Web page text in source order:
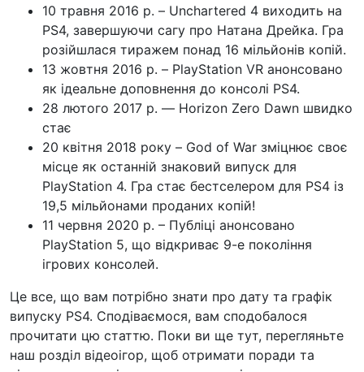
10 травня 2016 р. – Unchartered 4 виходить на
PS4, завершуючи сагу про Натана Дрейка. Гра
розійшлася тиражем понад 16 мільйонів копій.
13 жовтня 2016 р. – PlayStation VR анонсовано
як ідеальне доповнення до консолі PS4.
28 лютого 2017 р. — Horizon Zero Dawn швидко
стає
20 квітня 2018 року – God of War зміцнює своє
місце як останній знаковий випуск для
PlayStation 4. Гра стає бестселером для PS4 із
19,5 мільйонами проданих копій!
11 червня 2020 р. – Публіці анонсовано
PlayStation 5, що відкриває 9-е покоління
ігрових консолей.
Це все, що вам потрібно знати про дату та графік
випуску PS4. Сподіваємося, вам сподобалося
прочитати цю статтю. Поки ви ще тут, перегляньте
наш розділ відеоігор, щоб отримати поради та